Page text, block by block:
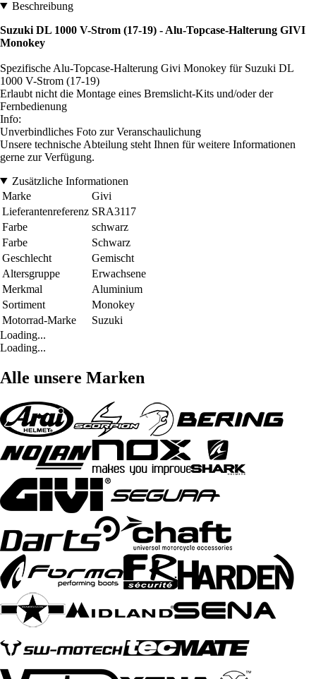
Beschreibung
Suzuki DL 1000 V-Strom (17-19) - Alu-Topcase-Halterung GIVI
Monokey
Spezifische Alu-Topcase-Halterung Givi Monokey für Suzuki DL
1000 V-Strom (17-19)
Erlaubt nicht die Montage eines Bremslicht-Kits und/oder der
Fernbedienung
Info:
Unverbindliches Foto zur Veranschaulichung
Unsere technische Abteilung steht Ihnen für weitere Informationen
gerne zur Verfügung.
Zusätzliche Informationen
Marke
Givi
Lieferantenreferenz SRA3117
Farbe
schwarz
Farbe
Schwarz
Geschlecht
Gemischt
Altersgruppe
Erwachsene
Merkmal
Aluminium
Sortiment
Monokey
Motorrad-Marke
Suzuki
Loading...
Loading...
Alle unsere Marken